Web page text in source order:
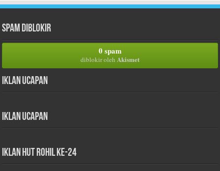
Spam Diblokir
0 spam
diblokir oleh Akismet
Iklan Ucapan
Iklan Ucapan
iklan HUT Rohil Ke-24